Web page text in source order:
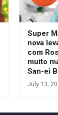
Super
nova
com
muito
San-ei
July 13,